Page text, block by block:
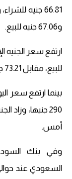
و67.06 جنيه للبيع.
للبيع، مقابل 73.21 جنيه للشراء، و73.58 جنيه للبيع، أمس.
أمس.
وفي بنك